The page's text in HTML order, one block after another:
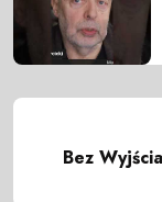
Bez